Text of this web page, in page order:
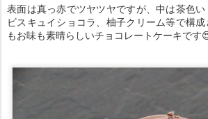
表面は真っ赤でツヤツヤですが、中は茶色い
ビスキュイショコラ、柚子クリーム等で構
もお味も素晴らしいチョコレートケーキです😍